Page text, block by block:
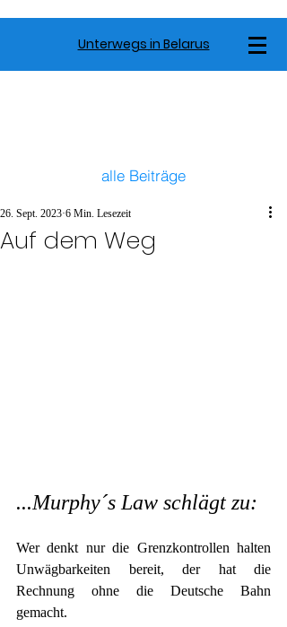
Unterwegs in Belarus
alle Beiträge
Auf dem Weg
26. Sept. 2023 6 Min. Lesezeit
...Murphy´s Law schlägt zu:
Wer denkt nur die Grenzkontrollen halten
Unwägbarkeiten bereit, der hat die
Rechnung ohne die Deutsche Bahn
gemacht.